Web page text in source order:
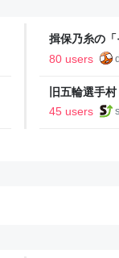
揖保乃糸の
80 users
旧五輪選手
ルで挑む、
45 users